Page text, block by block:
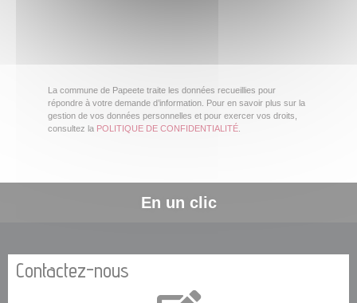
La commune de Papeete traite les données recueillies pour
répondre à votre demande d’information. Pour en savoir plus sur la
gestion de vos données personnelles et pour exercer vos droits,
consultez la POLITIQUE DE CONFIDENTIALITÉ
En un clic
Contactez-nous